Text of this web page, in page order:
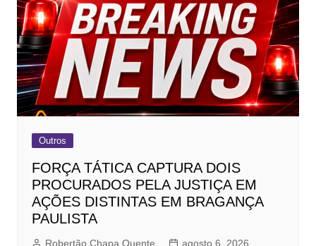
Outros
FORÇA TÁTICA CAPTURA DOIS
PROCURADOS PELA JUSTIÇA EM
AÇÕES DISTINTAS EM BRAGANÇA
PAULISTA
Robertão Chapa Quente agosto 6, 2026